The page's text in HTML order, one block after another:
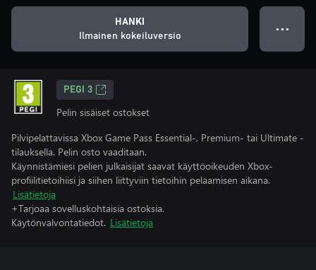
HANKI
Ilmainen kokeiluversio
● ● ●
PEGI 3
Pelin sisäiset ostokset
Pilvipelattavissa Xbox Game Pass Essential-, Premium- tai Ultimate -
tilauksella. Pelin osto vaaditaan.
Käynnistämiesi pelien julkaisijat saavat käyttöoikeuden Xbox-
profiilitietoihiisi ja siihen liittyviin tietoihin pelaamisen aikana.
Lisätietoja
+Tarjoaa sovelluskohtaisia ostoksia.
Käytönvalvontatiedot. Lisätietoja